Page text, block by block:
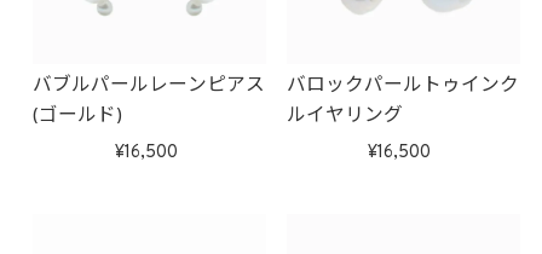
バブルパールレーンピアス
(ゴールド)
16,500
バロックパールトゥインク
ルイヤリング
16,500